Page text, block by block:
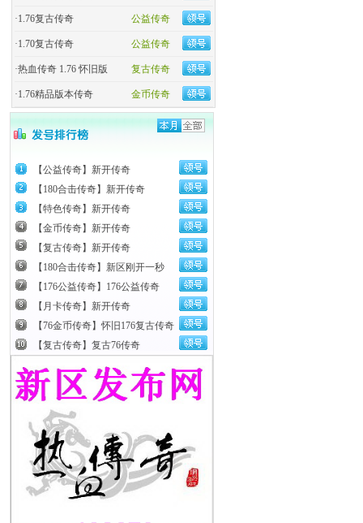
公益传奇
·1.76复古传奇
公益传奇
·1.70复古传奇
复古传奇
·热血传奇 1.76 怀旧版
金币传奇
·1.76精品版本传奇
【公益传奇】新开传奇
【180合击传奇】新开传奇
【特色传奇】新开传奇
【金币传奇】新开传奇
【复古传奇】新开传奇
【180合击传奇】新区刚开一秒
【176公益传奇】176公益传奇
【月卡传奇】新开传奇
【76金币传奇】怀旧176复古传奇
【复古传奇】复古76传奇